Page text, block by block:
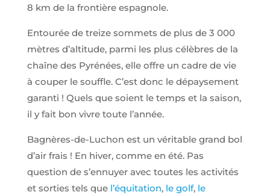
8 km de la frontière espagnole.
Entourée de treize sommets de plus de 3 000
mètres d’altitude, parmi les plus célèbres de la
chaîne des Pyrénées, elle offre un cadre de vie
à couper le souffle. C’est donc le dépaysement
garanti ! Quels que soient le temps et la saison,
il y fait bon vivre toute l’année.
Bagnères-de-Luchon est un véritable grand bol
d’air frais ! En hiver, comme en été. Pas
question de s’ennuyer avec toutes les activités
et sorties tels que l’équitation, le golf, le